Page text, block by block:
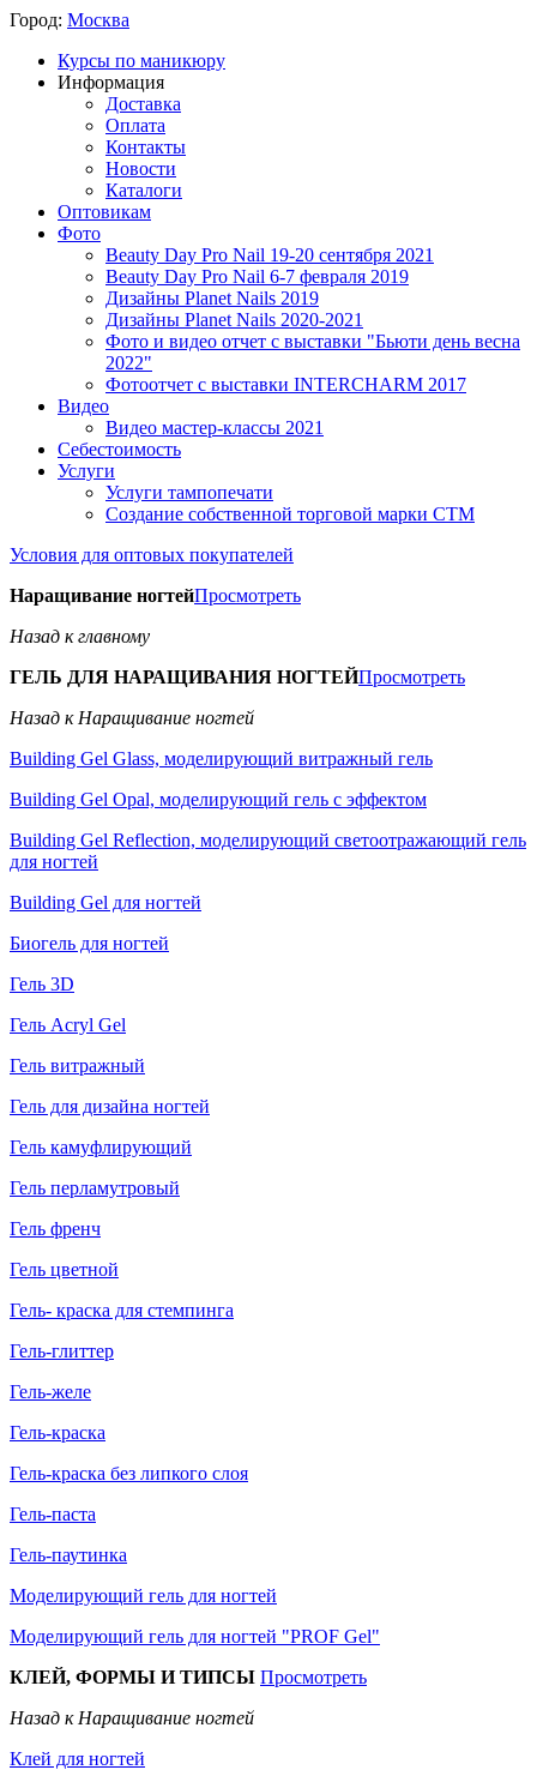
Город: Москва
Курсы по маникюру
Информация
Доставка
Оплата
Контакты
Новости
Каталоги
Оптовикам
Фото
Beauty Day Pro Nail 19-20 сентября 2021
Beauty Day Pro Nail 6-7 февраля 2019
Дизайны Planet Nails 2019
Дизайны Planet Nails 2020-2021
Фото и видео отчет с выставки "Бьюти день весна
2022"
Фотоотчет с выставки INTERCHARM 2017
Видео
Видео мастер-классы 2021
Себестоимость
Услуги
Услуги тампопечати
Создание собственной торговой марки СТМ
Условия для оптовых покупателей
Наращивание ногтейПросмотреть
Назад к главному
ГЕЛЬ ДЛЯ НАРАЩИВАНИЯ НОГТЕЙПросмотреть
Назад к Наращивание ногтей
Building Gel Glass, моделирующий витражный гель
Building Gel Opal, моделирующий гель с эффектом
Building Gel Reflection, моделирующий светоотражающий гель
для ногтей
Building Gel для ногтей
Биогель для ногтей
Гель 3D
Гель Acryl Gel
Гель витражный
Гель для дизайна ногтей
Гель камуфлирующий
Гель перламутровый
Гель френч
Гель цветной
Гель- краска для стемпинга
Гель-глиттер
Гель-желе
Гель-краска
Гель-краска без липкого слоя
Гель-паста
Гель-паутинка
Моделирующий гель для ногтей
Моделирующий гель для ногтей "PROF Gel"
КЛЕЙ, ФОРМЫ И ТИПСЫ Просмотреть
Назад к Наращивание ногтей
Клей для ногтей